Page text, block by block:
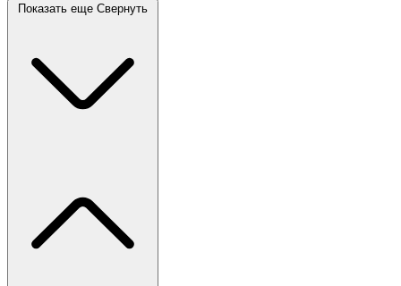
Показать еще Свернуть